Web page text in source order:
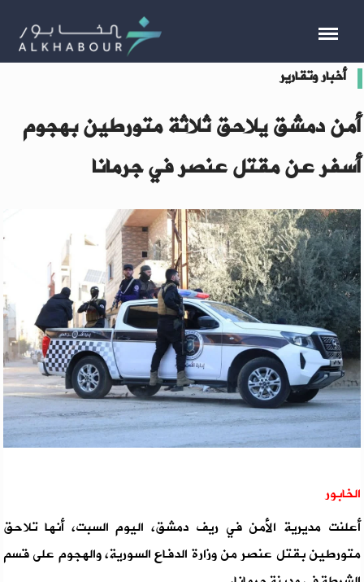
أخبار وتقارير
أمن دمشق يلاحق ثلاثة متورطين بهجوم
أسفر عن مقتل عنصر في جرمانا
الخابور
أعلنت مديرية الأمن في ريف دمشق، اليوم السبت، أنها تلاحق
متورطين بقتل عنصر من وزارة الدفاع السورية، والهجوم على قسم